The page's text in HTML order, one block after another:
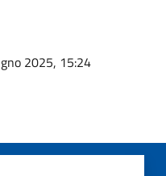
2025, 15:24